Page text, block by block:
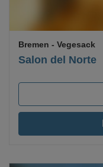
Salon del Norte
Bremen - Vegesack